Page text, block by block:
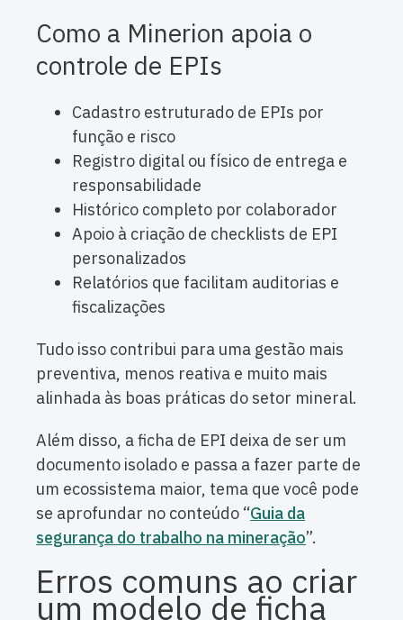
Como a Minerion apoia o
controle de EPIs
Cadastro estruturado de EPIs por
função e risco
Registro digital ou físico de entrega e
responsabilidade
Histórico completo por colaborador
Apoio à criação de checklists de EPI
personalizados
Relatórios que facilitam auditorias e
fiscalizações
Tudo isso contribui para uma gestão mais
preventiva, menos reativa e muito mais
alinhada às boas práticas do setor mineral.
Além disso, a ficha de EPI deixa de ser um
documento isolado e passa a fazer parte de
um ecossistema maior, tema que você pode
se aprofundar no conteúdo “Guia da
segurança do trabalho na mineração”.
Erros comuns ao criar
um modelo de ficha